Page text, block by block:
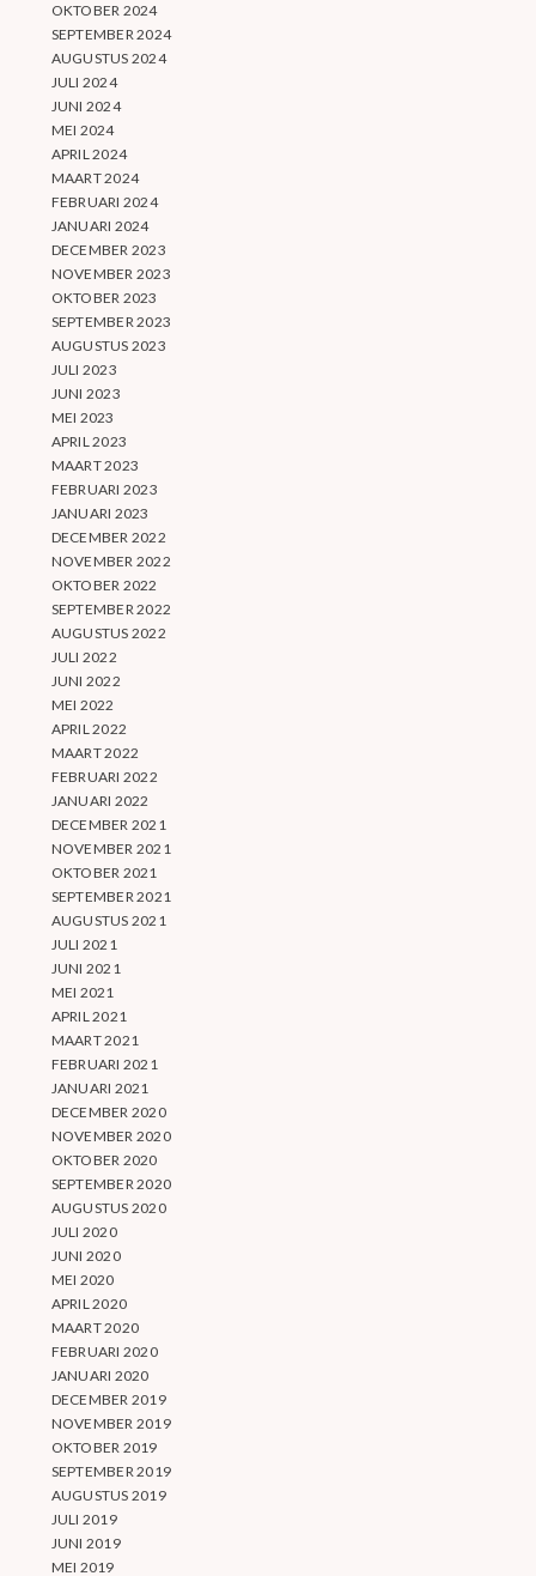
OKTOBER 2024
SEPTEMBER 2024
AUGUSTUS 2024
JULI 2024
JUNI 2024
MEI 2024
APRIL 2024
MAART 2024
FEBRUARI 2024
JANUARI 2024
DECEMBER 2023
NOVEMBER 2023
OKTOBER 2023
SEPTEMBER 2023
AUGUSTUS 2023
JULI 2023
JUNI 2023
MEI 2023
APRIL 2023
MAART 2023
FEBRUARI 2023
JANUARI 2023
DECEMBER 2022
NOVEMBER 2022
OKTOBER 2022
SEPTEMBER 2022
AUGUSTUS 2022
JULI 2022
JUNI 2022
MEI 2022
APRIL 2022
MAART 2022
FEBRUARI 2022
JANUARI 2022
DECEMBER 2021
NOVEMBER 2021
OKTOBER 2021
SEPTEMBER 2021
AUGUSTUS 2021
JULI 2021
JUNI 2021
MEI 2021
APRIL 2021
MAART 2021
FEBRUARI 2021
JANUARI 2021
DECEMBER 2020
NOVEMBER 2020
OKTOBER 2020
SEPTEMBER 2020
AUGUSTUS 2020
JULI 2020
JUNI 2020
MEI 2020
APRIL 2020
MAART 2020
FEBRUARI 2020
JANUARI 2020
DECEMBER 2019
NOVEMBER 2019
OKTOBER 2019
SEPTEMBER 2019
AUGUSTUS 2019
JULI 2019
JUNI 2019
MEI 2019